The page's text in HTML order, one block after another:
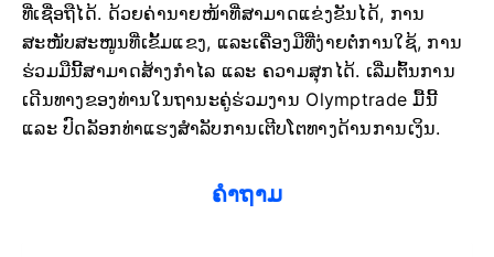
ທີ່ເຊື່ອຖືໄດ້. ດ້ວຍຄ່ານາຍໜ້າທີ່ສາມາດແຂ່ງຂັນໄດ້, ການ
ສະໜັບສະໜູນທີ່ເຂັ້ມແຂງ, ແລະເຄື່ອງມືທີ່ງ່າຍຕໍ່ການໃຊ້, ການ
ຮ່ວມມືນີ້ສາມາດສ້າງກຳໄລ ແລະ ຄວາມສຸກໄດ້. ເລີ່ມຕົ້ນການ
ເດີນທາງຂອງທ່ານໃນຖານະຄູ່ຮ່ວມງານ Olymptrade ມື້ນີ້
ແລະ ປົດລັອກທ່າແຮງສຳລັບການເຕີບໂຕທາງດ້ານການເງິນ.
ຄໍາຖາມ